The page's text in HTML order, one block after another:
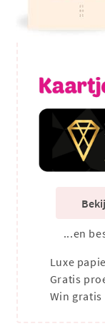
...en
Luxe
Gratis
Win